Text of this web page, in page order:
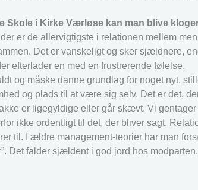
Skole i Kirke Værløse kan man blive
er de allervigtigste i relationen mellem
Det er vanskeligt og sker sjældnere,
efterlader en med en frustrerende følelse.
og måske danne grundlag for noget nyt,
og plads til at være sig selv. Det er det,
er ligegyldige eller går skævt. Vi
ikke ordentligt til det, der bliver sagt.
til. I ældre management-teorier har man
Det falder sjældent i god jord hos modparten.